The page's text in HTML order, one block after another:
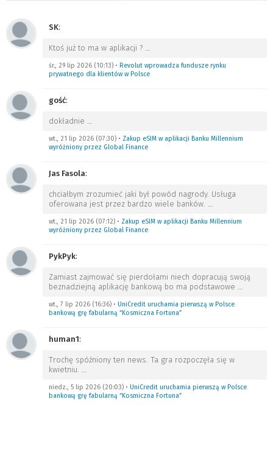
SK:
Ktoś już to ma w aplikacji ? …
śr., 29 lip 2026 (10:13) • Revolut wprowadza fundusze rynku
prywatnego dla klientów w Polsce
gość:
dokładnie …
wt., 21 lip 2026 (07:30) • Zakup eSIM w aplikacji Banku Millennium
wyróżniony przez Global Finance
Jas Fasola:
chciałbym zrozumieć jaki był powód nagrody. Usługa
oferowana jest przez bardzo wiele banków. …
wt., 21 lip 2026 (07:12) • Zakup eSIM w aplikacji Banku Millennium
wyróżniony przez Global Finance
PykPyk:
Zamiast zajmować się pierdołami niech dopracują swoją
beznadziejną aplikację bankową bo ma podstawowe …
wt., 7 lip 2026 (16:36) • UniCredit uruchamia pierwszą w Polsce
bankową grę fabularną “Kosmiczna Fortuna”
human1:
Trochę spóźniony ten news. Ta gra rozpoczęła się w
kwietniu. …
niedz., 5 lip 2026 (20:03) • UniCredit uruchamia pierwszą w Polsce
bankową grę fabularną “Kosmiczna Fortuna”